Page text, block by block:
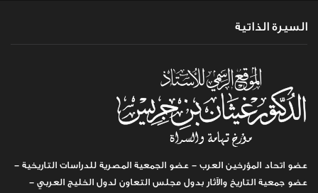
السيرة الذاتية
عضو اتحاد المؤرخين العرب - عضو الجمعية المصرية للدراسات التاريخية -
عضو جمعية التاريخ والآثار بدول مجلس التعاون لدول الخليج العربي -